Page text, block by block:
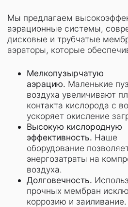
Мы предлагаем
аэрационные системы,
дисковые и трубчатые
аэраторы, которые
Мелкопузырчатую
аэрацию. Маленькие
воздуха увеличивают
контакта кислорода с
ускоряет окисление
Высокую кислородную
эффективность. Наше
оборудование
энергозатраты на
воздуха.
Долговечность.
прочных мембран
коррозию и заиливание.